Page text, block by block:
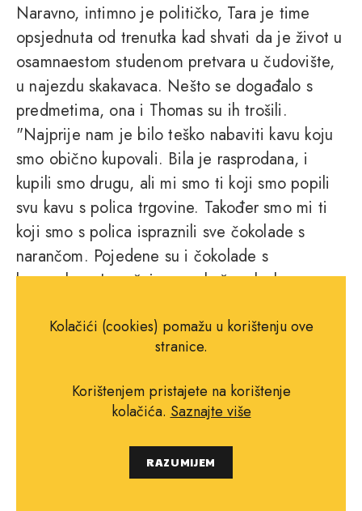
Naravno, intimno je političko, Tara je time
opsjednuta od trenutka kad shvati da je život u
osamnaestom studenom pretvara u čudovište,
u najezdu skakavaca. Nešto se događalo s
predmetima, ona i Thomas su ih trošili.
"Najprije nam je bilo teško nabaviti kavu koju
smo obično kupovali. Bila je rasprodana, i
kupili smo drugu, ali mi smo ti koji smo popili
svu kavu s polica trgovine. Također smo mi ti
koji smo s polica ispraznili sve čokolade s
narančom. Pojedene su i čokolade s
karamelom. Ispražnjene su košare kruha, a na
nalaze se još samo dva paketa krekera, oko
kojih sve zjapi prazno, jer sam sve ostale već
na odjelu s povrćem nema rajčica, nestašica
na policama nije zanemariva. (…) Trošili smo
svijet. Sve nestaje zbog mene. Živim u
vremenu koje jede svijet. Thomas ne ostavlja
Kolačići (cookies) pomažu u korištenju ove
stranice.
Korištenjem pristajete na korištenje
kolačića. Saznajte više
RAZUMIJEM